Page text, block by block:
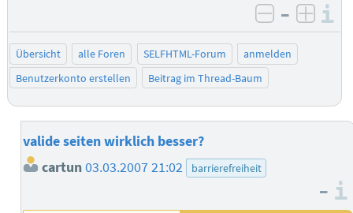
negativ
–
Übersicht alle Foren SELFHTML-Forum
anmelden
Benutzerkonto erstellen
Beitrag im Thread-Baum
valide seiten wirklich besser?
cartun03.03.2007 21:02 barrierefreiheit
–